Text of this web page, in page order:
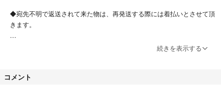
内ポケットも重要ポイントです。
自分はこのバッグだけで十分に大きいので、エコバッグ要らずで過ごして
◆宛先不明で返送されて来た物は、再発送する際には着払いとさせて頂
きます。
◆領収書発行は対応しておりませんので、必要な方はご購入をお控え願
るのですが必要時は事前申請を入れてた頂いた方が今後、トラブルを回
続きを表示する
コメント